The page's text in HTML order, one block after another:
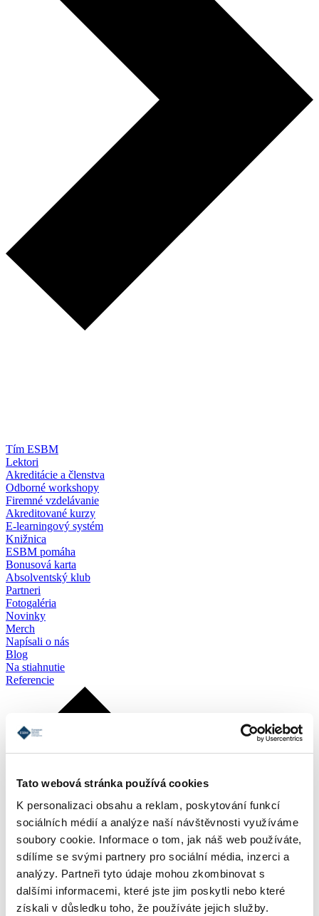
Tato webová stránka používá cookies
K personalizaci obsahu a reklam, poskytování funkcí
sociálních médií a analýze naší návštěvnosti využíváme
soubory cookie. Informace o tom, jak náš web používáte,
sdílíme se svými partnery pro sociální média, inzerci a
analýzy. Partneři tyto údaje mohou zkombinovat s
dalšími informacemi, které jste jim poskytli nebo které
získali v důsledku toho, že používáte jejich služby.
Tím ESBM
Lektori
Akreditácie a členstva
Odborné workshopy
Firemné vzdelávanie
Akreditované kurzy
E-learningový systém
Knižnica
ESBM pomáha
Bonusová karta
Absolventský klub
Partneri
Fotogaléria
Novinky
Merch
Napísali o nás
Blog
Na stiahnutie
Referencie